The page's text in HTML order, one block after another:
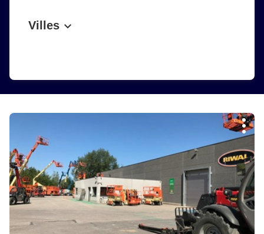
Villes
Appuyer
touche
ENTRÉE
pour
obtenir
de
plus
Plus